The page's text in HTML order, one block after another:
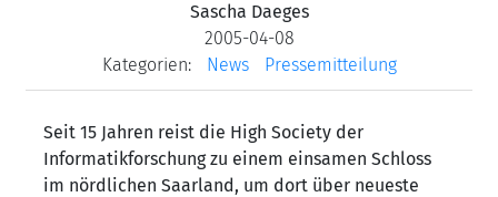
Sascha Daeges
2005-04-08
Kategorien:
News Pressemitteilung
Seit 15 Jahren reist die High Society der
Informatikforschung zu einem einsamen Schloss
im nördlichen Saarland, um dort über neueste